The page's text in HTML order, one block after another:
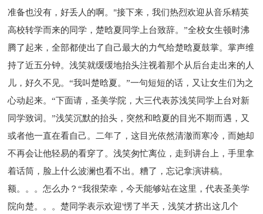
准备也没有，好丢人的啊。"接下来，我们热烈欢迎从音乐精英
高校转学而来的同学，楚晗夏同学上台致辞。”全校女生顿时沸
腾了起来，全部都使出了自己最大的力气给楚晗夏鼓掌。掌声维
持了近五分钟。浅笑就缓缓地抬头注视着那个从后台走出来的人
儿，好久不见。“我叫楚晗夏。”一句短短的话，又让女生们为之
心动起来。“下面请，圣美学院，大三代表苏浅笑同学上台对新
同学致词。”浅笑沉默的抬头，突然和晗夏的目光不期而遇，又
或者他一直在看自己。二年了，这目光依然清澈而寒冷，而她却
不再会让他轻易的看穿了。浅笑匆忙离位，走到讲台上，手里拿
着话筒，脸上什么波澜也看不出。糟了，忘记拿演讲稿。
额。。。怎么办？“我很荣幸，今天能够站在这里，代表圣美学
院向楚。。。楚同学表示欢迎'愣了半天，浅笑才挤出这几个